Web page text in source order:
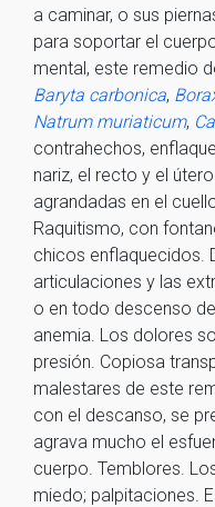
a caminar, o sus
para soportar el
mental, este remedio
Baryta carbonica,
Natrum muriaticum,
contrahechos,
nariz, el recto y el
agrandadas en el
Raquitismo, con
chicos enflaquecidos.
articulaciones y las
o en todo descenso
anemia. Los dolores
presión. Copiosa
malestares de este
con el descanso, se
agrava mucho el
cuerpo. Temblores.
miedo; palpitaciones.